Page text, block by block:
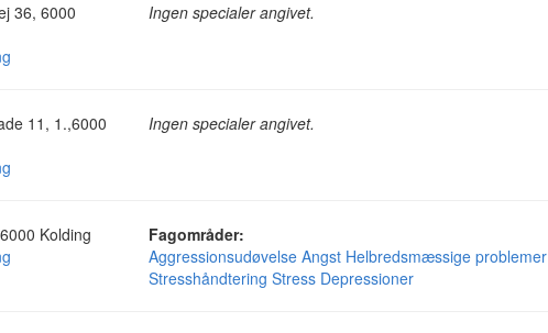
36, 6000
Ingen specialer angivet.
11, 1.,6000
Ingen specialer angivet.
Kolding
Fagområder:
Aggressionsudøvelse Angst Helbredsmæssige problemer
Stresshåndtering Stress Depressioner